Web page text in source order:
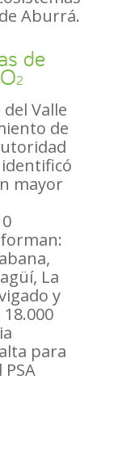
Aburrá.
de
2
Valle
de
mayor
La
y
para